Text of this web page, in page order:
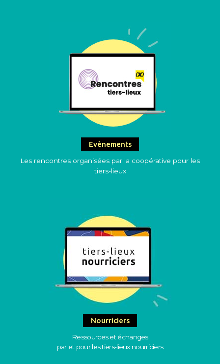
Evènements
Les rencontres organisées par la coopérative pour les
tiers-lieux
Nourriciers
Ressources et échanges
par et pour les tiers-lieux nourriciers